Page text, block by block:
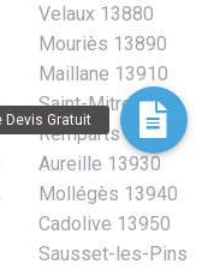
Velaux 13880
Mouriès 13890
Maillane 13910
Saint-Mitre-les-
Remparts 13920
Aureille 13930
Mollégès 13940
Cadolive 13950
Sausset-les-Pins